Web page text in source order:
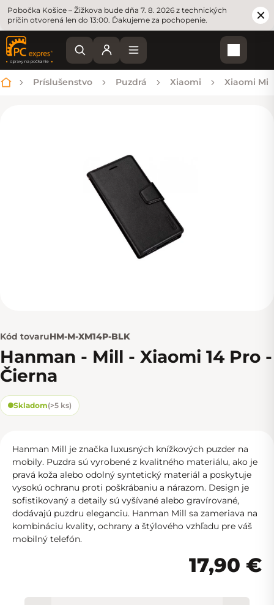
Pobočka Košice – Žižkova bude dňa 7. 8. 2026 z technických
príčin otvorená len do 13:00. Ďakujeme za pochopenie.
Domov
Príslušenstvo Puzdrá Xiaomi Xiaomi Mi
Kód tovaruHM-M-XM14P-BLK
Hanman - Mill - Xiaomi 14 Pro -
Čierna
Skladom(>5 ks)
Hanman Mill je značka luxusných knížkových puzder na
mobily. Puzdra sú vyrobené z kvalitného materiálu, ako je
pravá koža alebo odolný syntetický materiál a poskytuje
vysokú ochranu proti poškrábaniu a nárazom. Design je
sofistikovaný a detaily sú vyšívané alebo gravírované,
dodávajú puzdru eleganciu. Hanman Mill sa zameriava na
kombináciu kvality, ochrany a štýlového vzhľadu pre váš
mobilný telefón.
17,90 €